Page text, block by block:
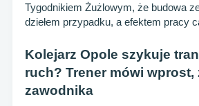
Tygodnikiem Żużlowym, że budowa
dziełem przypadku, a efektem pracy
Kolejarz Opole szykuje
ruch? Trener mówi wprost,
zawodnika